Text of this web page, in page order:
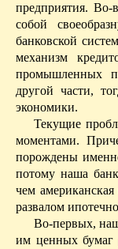
предприятия. Во-
собой
банковской
механизм
промышленных
другой части,
экономики.
Текущие
моментами.
порождены
потому наша
чем
развалом
Во-первых,
им ценных бумаг